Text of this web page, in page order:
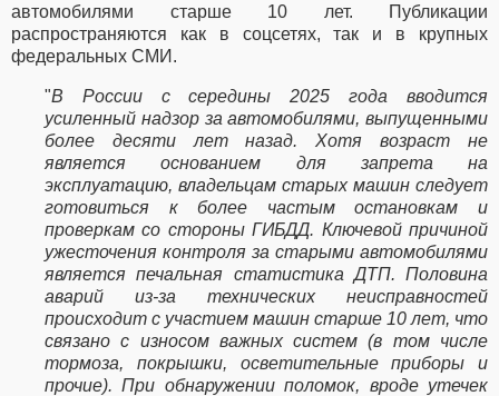
автомобилями старше 10 лет. Публикации
распространяются как в соцсетях, так и в крупных
федеральных СМИ.
"В России с середины 2025 года вводится
усиленный надзор за автомобилями, выпущенными
более десяти лет назад. Хотя возраст не
является основанием для запрета на
эксплуатацию, владельцам старых машин следует
готовиться к более частым остановкам и
проверкам со стороны ГИБДД. Ключевой причиной
ужесточения контроля за старыми автомобилями
является печальная статистика ДТП. Половина
аварий из-за технических неисправностей
происходит с участием машин старше 10 лет, что
связано с износом важных систем (в том числе
тормоза, покрышки, осветительные приборы и
прочие). При обнаружении поломок, вроде утечек